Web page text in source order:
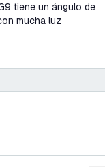
tiene un ángulo de
mucha luz